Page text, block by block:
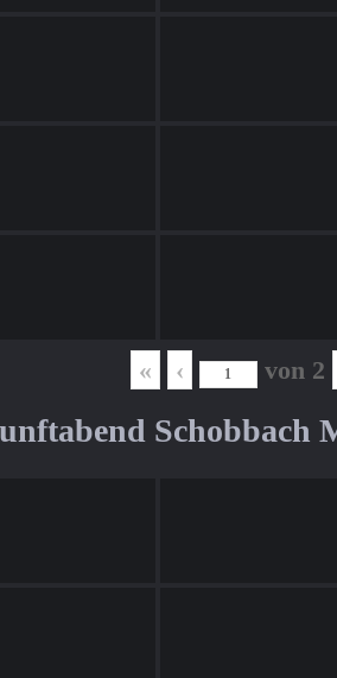
« ‹ von 2
Schobbach